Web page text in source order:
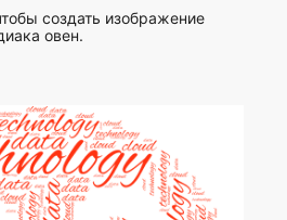
создать изображение
овен.